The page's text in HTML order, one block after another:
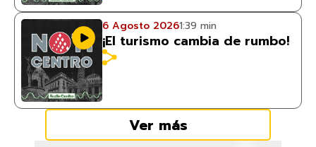
6 Agosto 20261:39 min
¡El turismo cambia de rumbo!
Ver más